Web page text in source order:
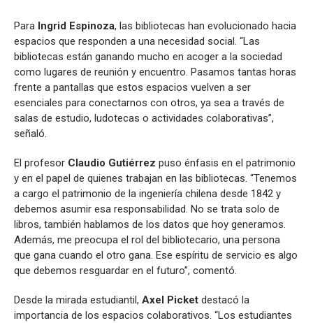
Para Ingrid Espinoza, las bibliotecas han evolucionado hacia
espacios que responden a una necesidad social. “Las
bibliotecas están ganando mucho en acoger a la sociedad
como lugares de reunión y encuentro. Pasamos tantas horas
frente a pantallas que estos espacios vuelven a ser
esenciales para conectarnos con otros, ya sea a través de
salas de estudio, ludotecas o actividades colaborativas”,
señaló.
El profesor Claudio Gutiérrez puso énfasis en el patrimonio
y en el papel de quienes trabajan en las bibliotecas. “Tenemos
a cargo el patrimonio de la ingeniería chilena desde 1842 y
debemos asumir esa responsabilidad. No se trata solo de
libros, también hablamos de los datos que hoy generamos.
Además, me preocupa el rol del bibliotecario, una persona
que gana cuando el otro gana. Ese espíritu de servicio es algo
que debemos resguardar en el futuro”, comentó.
Desde la mirada estudiantil, Axel Picket destacó la
importancia de los espacios colaborativos. “Los estudiantes